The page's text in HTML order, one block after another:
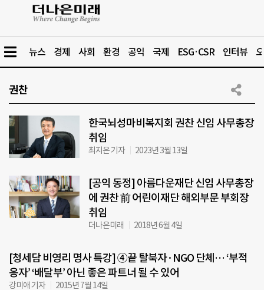
뉴스 경제 사회 환경 공익 국제 ESG·CSR 인터뷰
권찬
한국뇌성마비복지회 권찬 신임 사무총장
취임
최지은 기자 2023년 3월 13일
[공익 동정] 아름다운재단 신임 사무총장
에 권찬 前 어린이재단 해외부문 부회장
취임
더나은미래 2018년 6월 4일
[청세담 비영리 명사 특강] ④끝 탈북자·NGO 단체… ‘부적
응자’ ‘배달부’ 아닌 좋은 파트너 될 수 있어
강미애 기자 2015년 7월 14일